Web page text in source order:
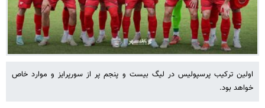
اولین ترکیب پرسپولیس در لیگ بیست و پنجم پر از سورپرایز و موارد خاص
خواهد بود.